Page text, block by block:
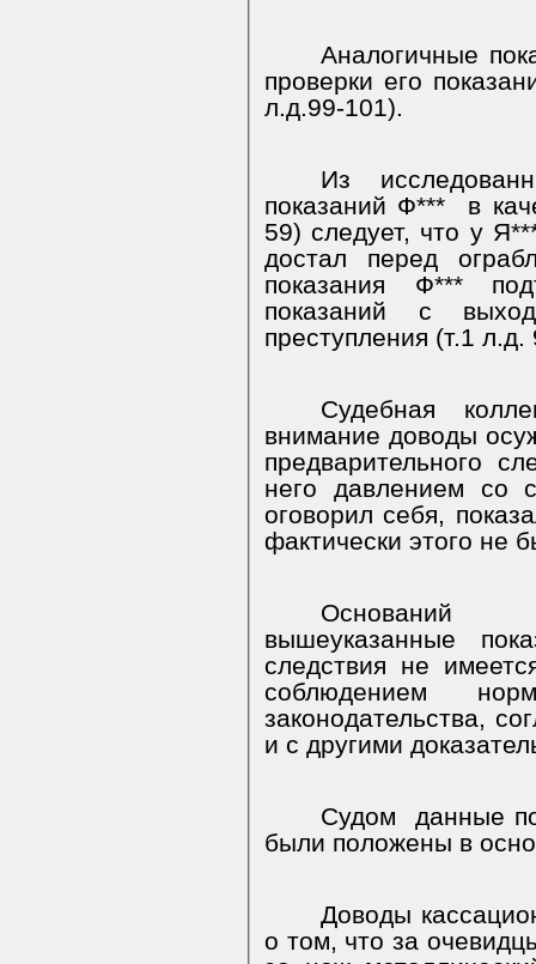
Аналогичные
проверки его
л.д.99-101).
Из
показаний Ф***
в
59) следует, что у
достал перед
показания Ф***
показаний с
преступления (т.1 л.д.
Судебная
внимание доводы
предварительного
него давлением со
оговорил себя,
фактически этого не
Оснований
вышеуказанные
следствия не
соблюдением норм
законодательства,
и с другими
Судом
данные
были положены в
Доводы
о том, что за